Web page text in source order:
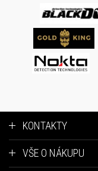
KONTAKTY
VŠE O NÁKUPU